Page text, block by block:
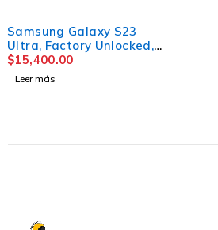
AGOTADO
Samsung Galaxy S23
Ultra, Factory Unlocked,
512GB
$15,400.00
Leer más